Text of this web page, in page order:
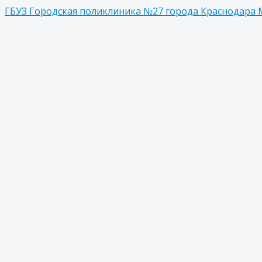
ГБУЗ Городская поликлиника №27 города Краснодара